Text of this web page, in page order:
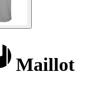
Maillot